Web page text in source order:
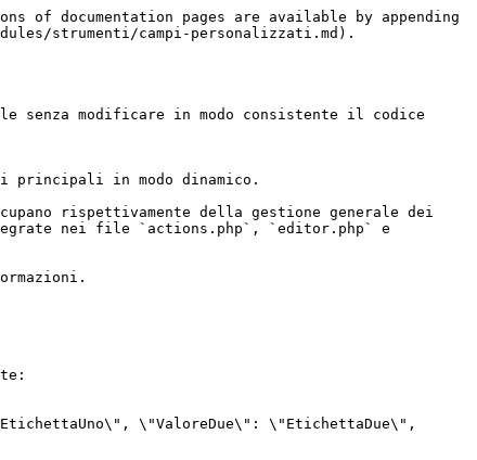
of documentation pages are available by appending
strumenti/campi-personalizzati.md).
senza modificare in modo consistente il codice
principali in modo dinamico.
rispettivamente della gestione generale dei
nei file `actions.php`, `editor.php` e
\"ValoreDue\": \"EtichettaDue\",